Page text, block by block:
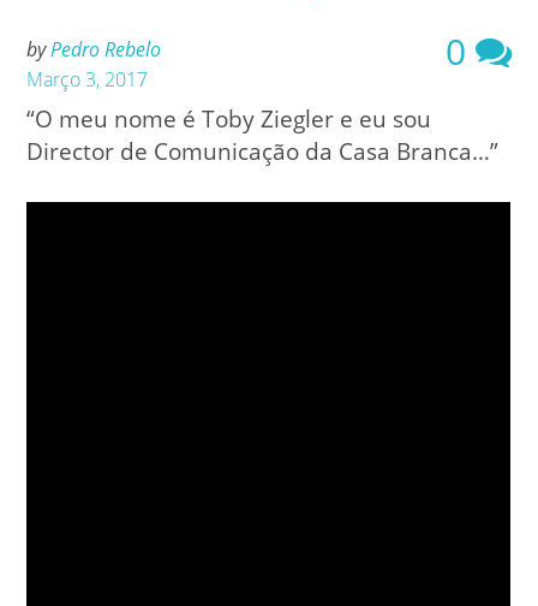
byPedro Rebelo
Março 3, 2017
0
“O meu nome é Toby Ziegler e eu sou
Director de Comunicação da Casa Branca…”